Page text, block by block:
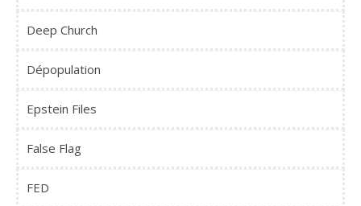
Deep Church
Dépopulation
Epstein Files
False Flag
FED